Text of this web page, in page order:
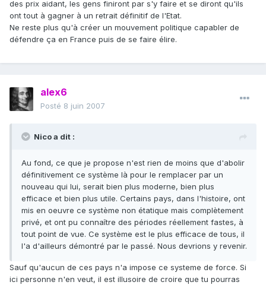
des prix aidant, les gens finiront par s'y faire et se diront qu'ils
ont tout à gagner à un retrait définitif de l'Etat.
Ne reste plus qu'à créer un mouvement politique capabler de
défendre ça en France puis de se faire élire.
alex6
Posté 8 juin 2007
Nico a dit :
Au fond, ce que je propose n'est rien de moins que d'abolir
définitivement ce système là pour le remplacer par un
nouveau qui lui, serait bien plus moderne, bien plus
efficace et bien plus utile. Certains pays, dans l'histoire, ont
mis en oeuvre ce système non étatique mais complètement
privé, et ont pu connaître des périodes réellement fastes, à
tout point de vue. Ce système est le plus efficace de tous, il
l'a d'ailleurs démontré par le passé. Nous devrions y revenir.
Sauf qu'aucun de ces pays n'a impose ce systeme de force. Si
ici personne n'en veut, il est illusoire de croire que tu pourras